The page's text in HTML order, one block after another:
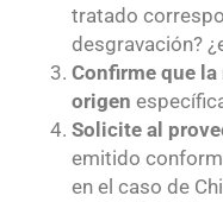
tratado
desgravación?
Confirme que
origen
Solicite al
emitido
en el caso de